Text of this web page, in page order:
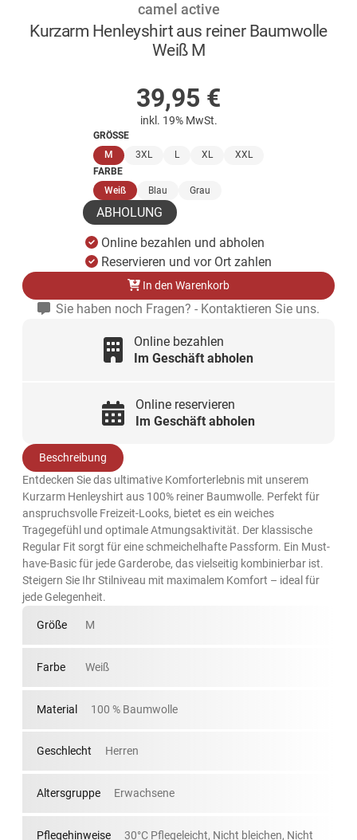
camel active
Kurzarm Henleyshirt aus reiner Baumwolle
Weiß M
39,95 €
inkl. 19% MwSt.
GRÖSSE
M(ausgewählt)
3XL L XL
XXL
FARBE
Weiß(ausgewählt)
Blau Grau
ABHOLUNG
Online bezahlen und abholen
Reservieren und vor Ort zahlen
In den Warenkorb
Sie haben noch Fragen? - Kontaktieren Sie uns.
Online bezahlen
Im Geschäft abholen
Online reservieren
Im Geschäft abholen
Beschreibung
Entdecken Sie das ultimative Komforterlebnis mit unserem
Kurzarm Henleyshirt aus 100% reiner Baumwolle. Perfekt für
anspruchsvolle Freizeit-Looks, bietet es ein weiches
Tragegefühl und optimale Atmungsaktivität. Der klassische
Regular Fit sorgt für eine schmeichelhafte Passform. Ein Must-
have-Basic für jede Garderobe, das vielseitig kombinierbar ist.
Steigern Sie Ihr Stilniveau mit maximalem Komfort – ideal für
jede Gelegenheit.
Größe M
Farbe Weiß
Material 100 % Baumwolle
Geschlecht Herren
Altersgruppe Erwachsene
Pflegehinweise 30°C Pflegeleicht, Nicht bleichen, Nicht